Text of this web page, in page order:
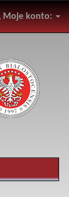
Moje konto: